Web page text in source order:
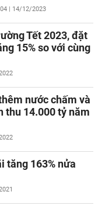
| 14/12/2023
Tết 2023, đặt
15% so với cùng
nước chấm và
thu 14.000 tỷ năm
tăng 163% nửa